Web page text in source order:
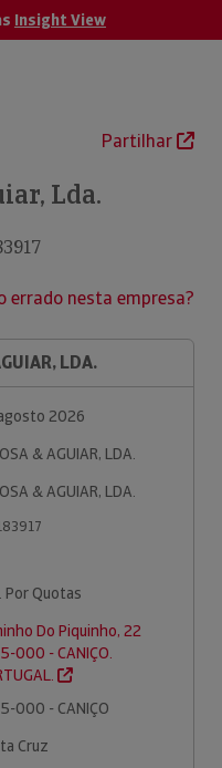
Insight View
Partilhar
Lda.
errado nesta empresa?
LDA.
2026
& AGUIAR, LDA.
& AGUIAR, LDA.
Por Quotas
Do Piquinho, 22
000 - CANIÇO.
000 - CANIÇO
Cruz